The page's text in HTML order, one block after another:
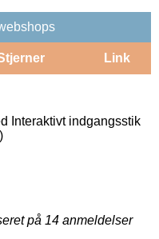
Link
Interaktivt indgangsstik
på 14 anmeldelser